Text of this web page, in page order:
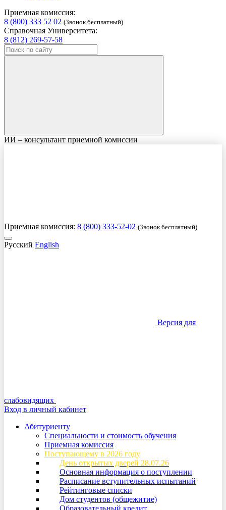
Приемная комиссия:
8 (800) 333 52 02 (Звонок бесплатный)
Справочная Университета:
8 (812) 269-57-58
ИИ – консультант приемной комиссии
Приемная комиссия: 8 (800) 333-52-02 (Звонок бесплатный)
Русский English
Версия для
слабовидящих
Вход в личный кабинет
Абитуриенту
Специальности и стоимость обучения
Приемная комиссия
Поступающему в 2026 году
День открытых дверей 28.07.26
Основная информация о поступлении
Расписание вступительных испытаний
Рейтинговые списки
Дом студентов (общежитие)
Образовательный кредит